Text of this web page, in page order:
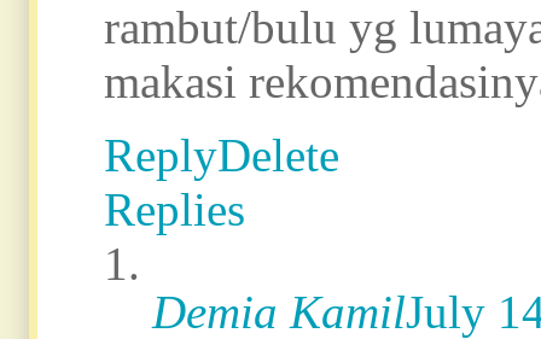
rambut/bulu yg
makasi
ReplyDelete
Replies
Demia KamilJuly